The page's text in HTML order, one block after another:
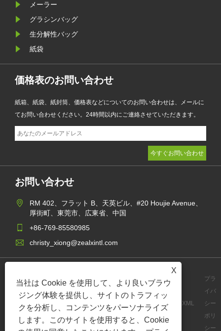
X
当社は Cookie を使用して、より良いブラウ
ジング体験を提供し、サイトのトラフィッ
クを分析し、コンテンツをパーソナライズ
します。このサイトを使用すると、Cookie
達成するのに役立ちます。
メーラー
グラシンバッグ
生分解性バッグ
紙袋
価格表のお問い合わせ
紙箱、紙袋、紙封筒、価格表などについてのお問い合わせは、メールに
てお問い合わせください。24時間以内にご連絡させていただきます。
お問い合わせ
RM 402、フラット B、天英ビル、#20 Houjie Avenue、
厚街町、東莞市、広東省、中国
+86-769-85580985
christy_xiong@zealxintl.com
Links Sitemap RSS XML
プラ
イバ
シー
ポリ
シー